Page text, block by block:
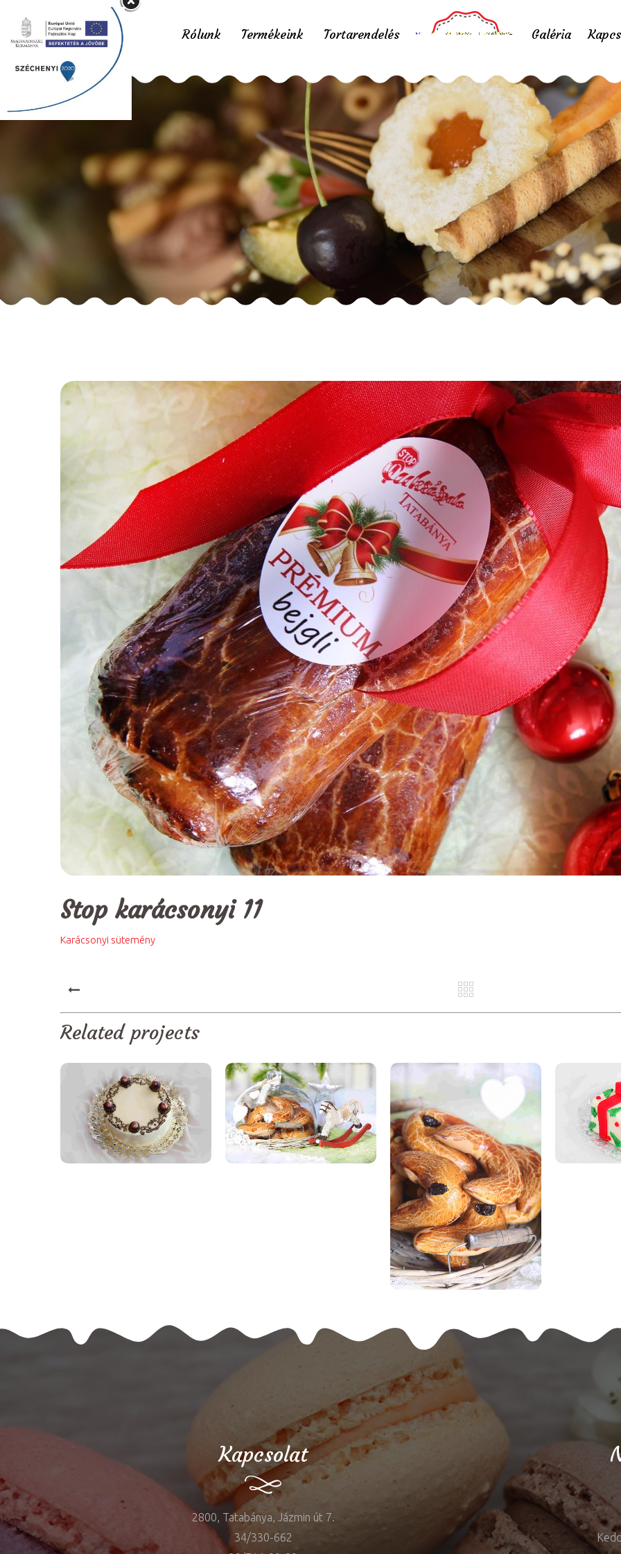
Rólunk Termékeink Tortarendelés Galéria
Stop karácsonyi 11
Home / Portfolio items / Stop karácsonyi 11
Stop karácsonyi 11
Karácsonyi sütemény
PREV
Related projects
Kapcsolat
2800, Tatabánya, Jázmin út 7.
34/330-662